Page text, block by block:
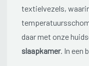
textielvezels,
daar met onze
slaapkamer. In een